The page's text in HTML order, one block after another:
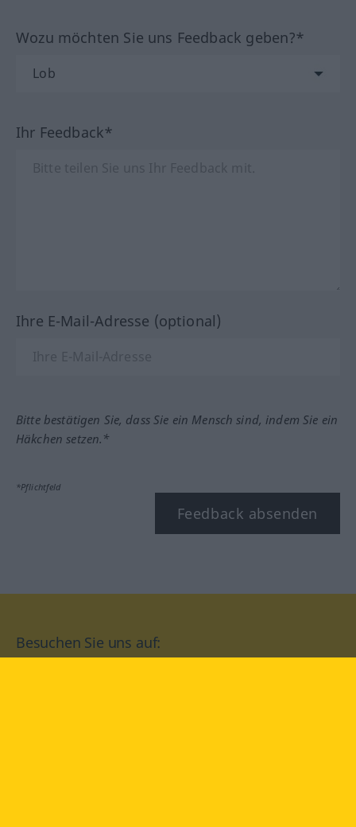
Wozu möchten Sie uns Feedback geben?*
Ihr Feedback*
Ihre E-Mail-Adresse (optional)
Bitte bestätigen Sie, dass Sie ein Mensch sind, indem Sie ein
Häkchen setzen.*
*Pflichtfeld
Feedback absenden
Besuchen Sie uns auf: